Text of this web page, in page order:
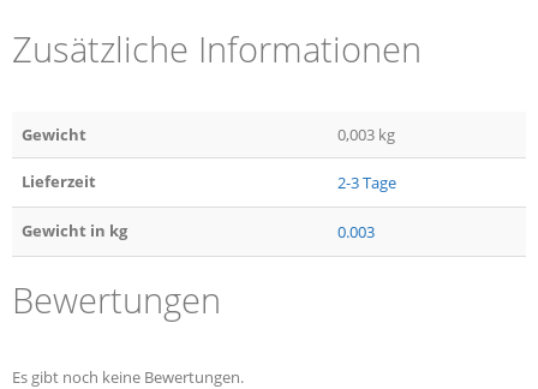
Zusätzliche Informationen
Gewicht 0,003 kg
Lieferzeit 2-3 Tage
Gewicht in kg 0.003
Bewertungen
Es gibt noch keine Bewertungen.